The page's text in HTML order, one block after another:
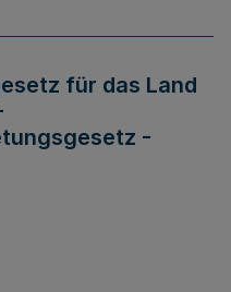
für das Land
-